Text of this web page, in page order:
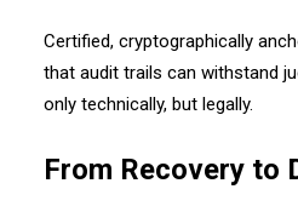
Certified, cryptographically
that audit trails can withstand
only technically, but legally.
From Recovery to